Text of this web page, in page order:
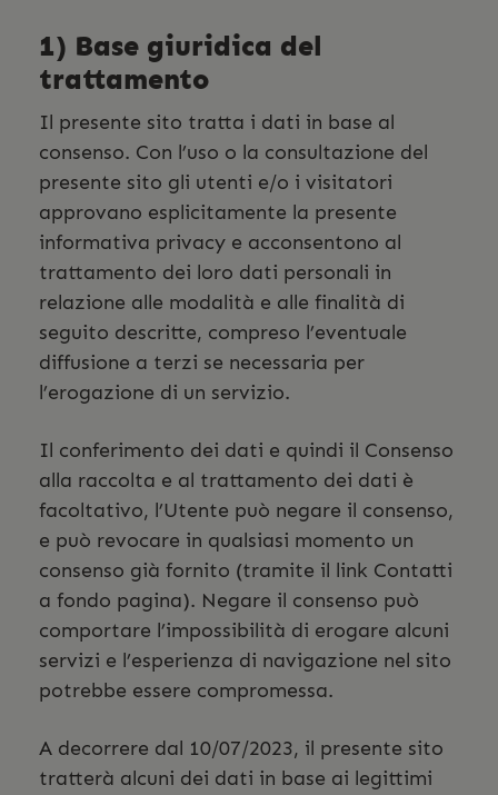
1) Base giuridica del
trattamento
Il presente sito tratta i dati in base al
consenso. Con l’uso o la consultazione del
presente sito gli utenti e/o i visitatori
approvano esplicitamente la presente
informativa privacy e acconsentono al
trattamento dei loro dati personali in
relazione alle modalità e alle finalità di
seguito descritte, compreso l’eventuale
diffusione a terzi se necessaria per
l’erogazione di un servizio.
Il conferimento dei dati e quindi il Consenso
alla raccolta e al trattamento dei dati è
facoltativo, l’Utente può negare il consenso,
e può revocare in qualsiasi momento un
consenso già fornito (tramite il link Contatti
a fondo pagina). Negare il consenso può
comportare l’impossibilità di erogare alcuni
servizi e l’esperienza di navigazione nel sito
potrebbe essere compromessa.
A decorrere dal 10/07/2023, il presente sito
tratterà alcuni dei dati in base ai legittimi